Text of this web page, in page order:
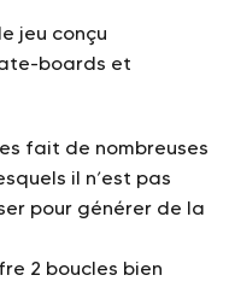
jeu conçu
boards et
fait de nombreuses
il n’est pas
pour générer de la
2 boucles bien